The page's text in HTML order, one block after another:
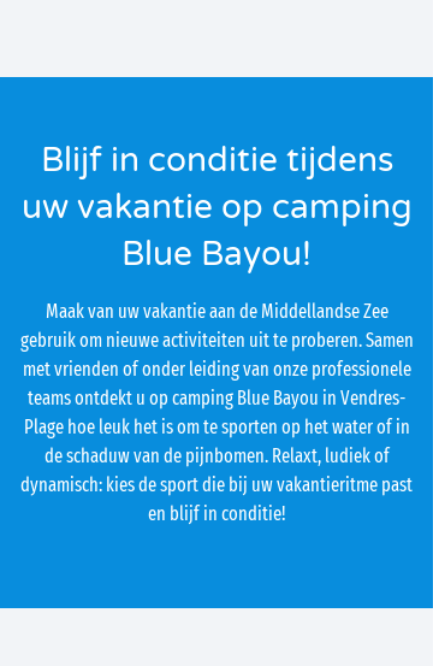
Blijf in conditie tijdens
uw vakantie op camping
Blue Bayou!
Maak van uw vakantie aan de Middellandse Zee
gebruik om nieuwe activiteiten uit te proberen. Samen
met vrienden of onder leiding van onze professionele
teams ontdekt u op camping Blue Bayou in Vendres-
Plage hoe leuk het is om te sporten op het water of in
de schaduw van de pijnbomen. Relaxt, ludiek of
dynamisch: kies de sport die bij uw vakantieritme past
en blijf in conditie!